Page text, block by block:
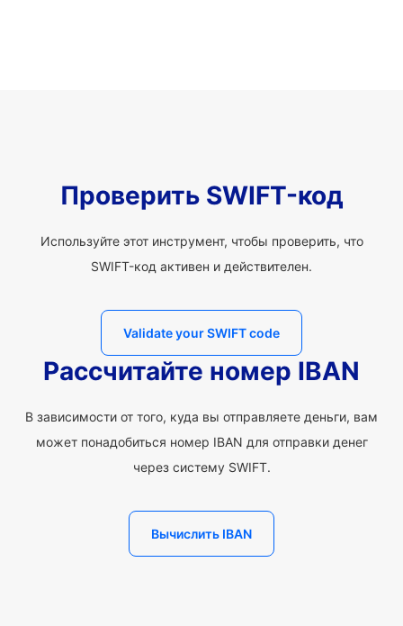
Проверить SWIFT-код
Используйте этот инструмент, чтобы проверить, что
SWIFT-код активен и действителен.
Validate your SWIFT code
Рассчитайте номер IBAN
В зависимости от того, куда вы отправляете деньги, вам
может понадобиться номер IBAN для отправки денег
через систему SWIFT.
Вычислить IBAN